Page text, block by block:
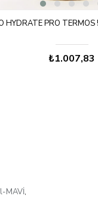
HYDRATE PRO
₺1.007,83
MAVİ,